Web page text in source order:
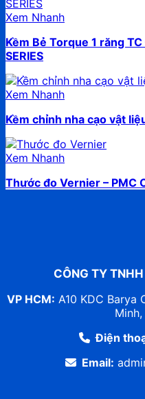
Xem Nhanh
Kềm Bẻ Torque 1 răng TC
SERIES
Xem Nhanh
Kềm chỉnh nha cạo vật
Xem Nhanh
Thước đo Vernier – PMC
CÔNG TY
VP HCM: A10 KDC Barya
Điện
Email: